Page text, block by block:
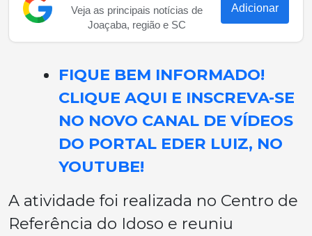
Veja as principais notícias de
Joaçaba, região e SC
Adicionar
FIQUE BEM INFORMADO!
CLIQUE AQUI E INSCREVA-SE
NO NOVO CANAL DE VÍDEOS
DO PORTAL EDER LUIZ, NO
YOUTUBE!
A atividade foi realizada no Centro de
Referência do Idoso e reuniu